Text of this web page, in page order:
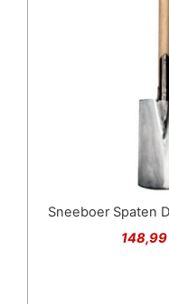
Sneeboer Spaten
148,99